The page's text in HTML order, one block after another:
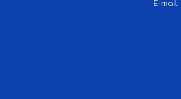
E-mail: